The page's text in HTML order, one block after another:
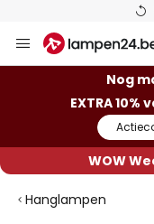
naar
Nog
EXTRA
WOW
Hanglampen